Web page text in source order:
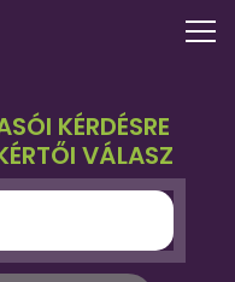
KÉRDÉSRE
VÁLASZ